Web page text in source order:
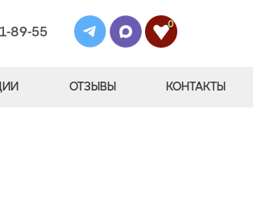
89-55
0
ОТЗЫВЫ КОНТАКТЫ